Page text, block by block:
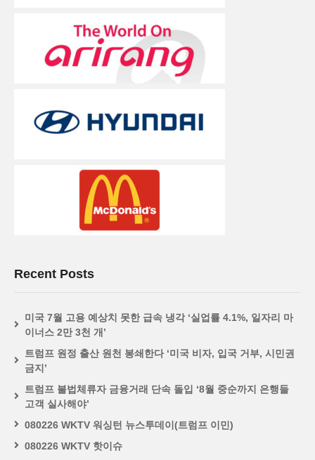
Recent Posts
미국 7월 고용 예상치 못한 급속 냉각 ‘실업률 4.1%, 일자리 마
이너스 2만 3천 개’
트럼프 원정 출산 원천 봉쇄한다 ‘미국 비자, 입국 거부, 시민권
금지’
트럼프 불법체류자 금융거래 단속 돌입 ‘8월 중순까지 은행들
고객 실사해야’
080226 WKTV 워싱턴 뉴스투데이(트럼프 이민)
080226 WKTV 핫이슈